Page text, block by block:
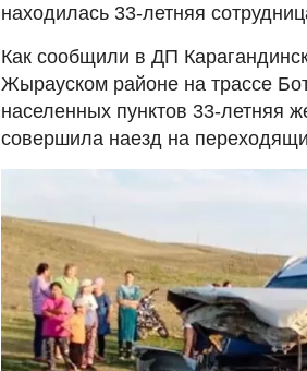
находилась 33-летняя
Как сообщили в ДП
Жырауском районе на трассе
населенных пунктов 33-летняя
совершила наезд на